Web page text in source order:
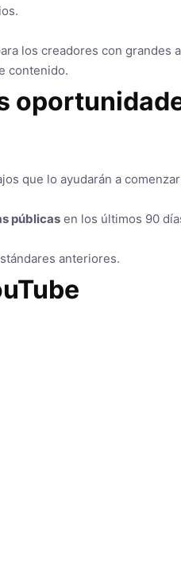
los creadores con grandes
contenido.
que lo ayudarán a
públicas en los últimos 90
anteriores.